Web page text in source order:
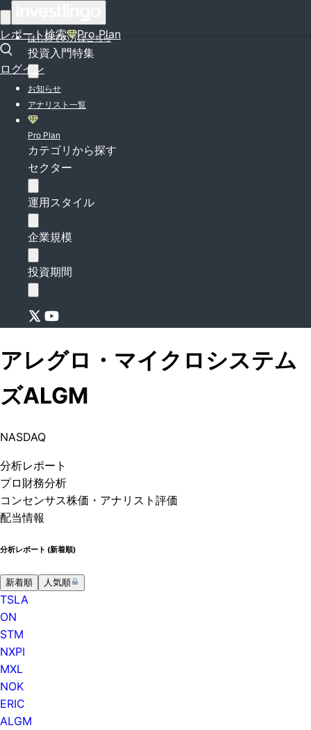
レポート検索 Pro Plan
ログイン
はじめての方はこちら
投資入門特集
お知らせ
アナリスト一覧
Pro Plan
カテゴリから探す
セクター
運用スタイル
企業規模
投資期間
アレグロ・マイクロシステム
ズALGM
NASDAQ
分析レポート
プロ 財務分析
コンセンサス株価 ・アナリスト評価
配当情報
分析レポート (新着順)
新着順 人気順
TSLA
ON
STM
NXPI
MXL
NOK
ERIC
ALGM